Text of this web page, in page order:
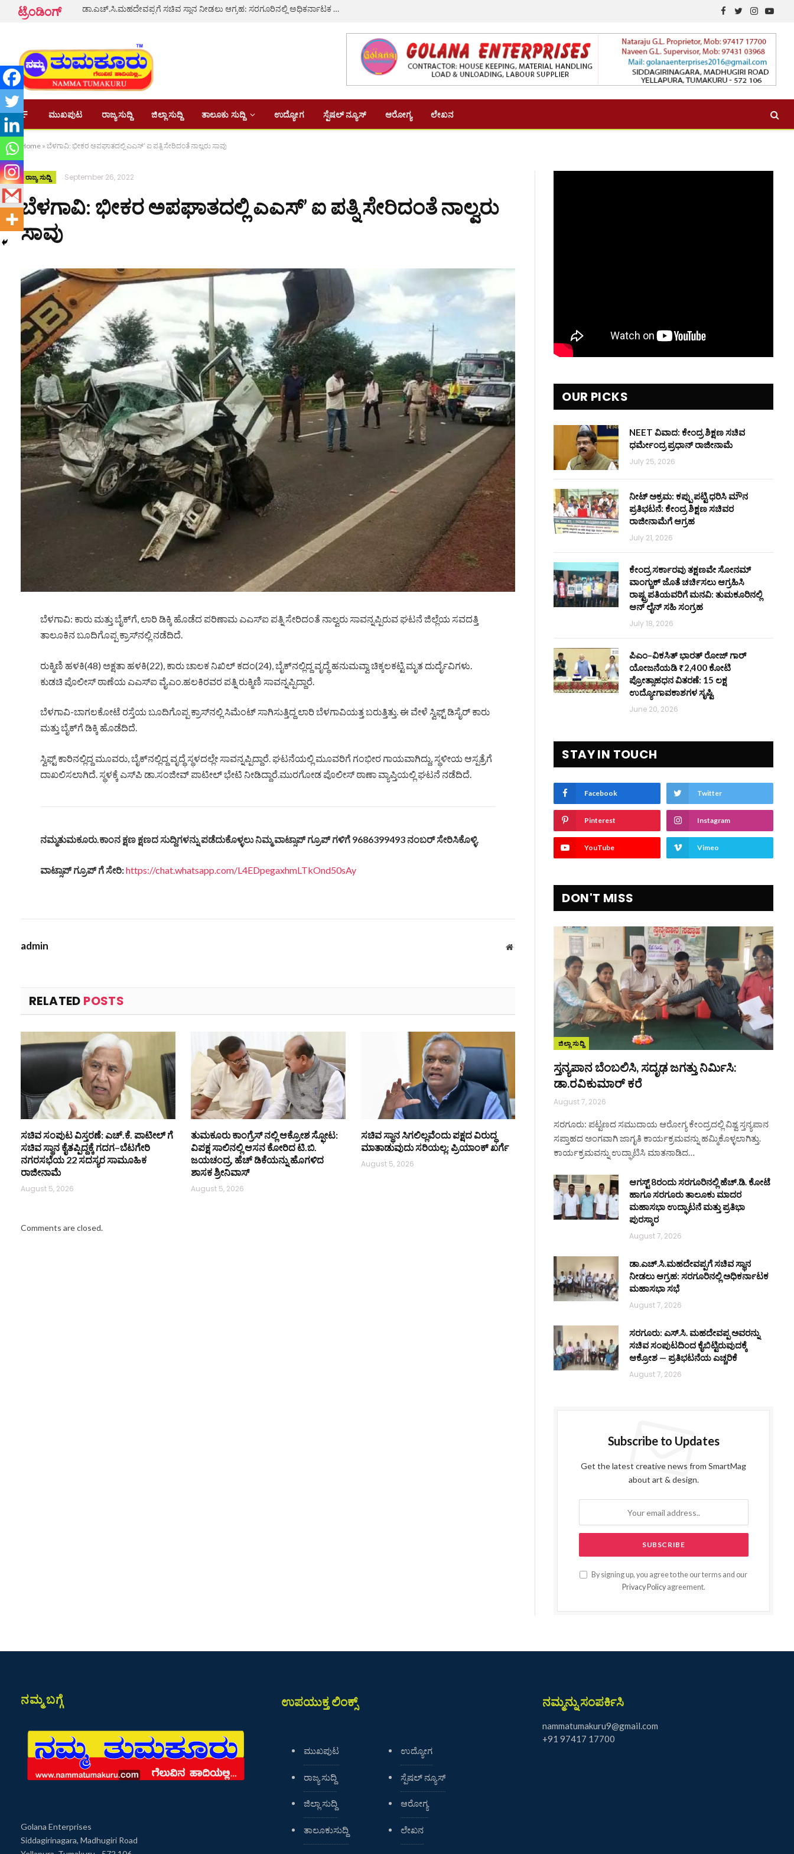
ಟ್ರೆಂಡಿಂಗ್ ಡಾ.ಎಚ್.ಸಿ.ಮಹದೇವಪ್ಪಗೆ ಸಚಿವ ಸ್ಥಾನ ನೀಡಲು ಆಗ್ರಹ: ಸರಗೂರಿನಲ್ಲಿ ಅಧಿಕರ್ನಾಟಕ ಮಹಾಸಭಾ ಸಭೆ
Facebook
TwitterInstagram
ಮುಖಪುಟ ರಾಜ್ಯ ಸುದ್ದಿ ಜಿಲ್ಲಾ ಸುದ್ದಿ ತಾಲೂಕು ಸುದ್ದಿ ಉದ್ಯೋಗ ಸ್ಪೆಷಲ್ ನ್ಯೂಸ್ ಆರೋಗ್ಯ ಲೇಖನ
Home » ಬೆಳಗಾವಿ: ಭೀಕರ ಅಪಘಾತದಲ್ಲಿ ಎಎಸ್’ ಐ ಪತ್ನಿ ಸೇರಿದಂತೆ ನಾಲ್ವರು ಸಾವು
ರಾಜ್ಯ ಸುದ್ದಿ September 26, 2022
ಬೆಳಗಾವಿ: ಭೀಕರ ಅಪಘಾತದಲ್ಲಿ ಎಎಸ್’ ಐ ಪತ್ನಿ ಸೇರಿದಂತೆ ನಾಲ್ವರು
ಸಾವು
ಬೆಳಗಾವಿ: ಕಾರು ಮತ್ತು ಬೈಕ್​ಗೆ, ಲಾರಿ ಡಿಕ್ಕಿ ಹೊಡೆದ ಪರಿಣಾಮ ಎಎಸ್​ಐ ಪತ್ನಿ ಸೇರಿದಂತೆ ನಾಲ್ವರು ಸಾವನ್ನಪ್ಪಿರುವ ಘಟನೆ ಜಿಲ್ಲೆಯ ಸವದತ್ತಿ
ತಾಲೂಕಿನ ಬೂದಿಗೊಪ್ಪ ಕ್ರಾಸ್​ನಲ್ಲಿ ನಡೆದಿದೆ.
ರುಕ್ಮಿಣಿ ಹಳಕಿ(48) ಅಕ್ಷತಾ ಹಳಕಿ(22), ಕಾರು ಚಾಲಕ ನಿಖಿಲ್ ಕದಂ(24), ಬೈಕ್​ನಲ್ಲಿದ್ದ ವೃದ್ಧೆ ಹನುಮವ್ವಾ ಚಿಕ್ಕಲಕಟ್ಟಿ ಮೃತ ದುರ್ದೈವಿಗಳು.
ಕುಡಚಿ ಪೊಲೀಸ್​ ಠಾಣೆಯ ಎಎಸ್​ಐ ವೈ.ಎಂ.ಹಲಕಿರವರ ಪತ್ನಿ ರುಕ್ಮಿಣಿ ಸಾವನ್ನಪ್ಪಿದ್ದಾರೆ.
ಬೆಳಗಾವಿ-ಬಾಗಲಕೋಟೆ ರಸ್ತೆಯ ಬೂದಿಗೊಪ್ಪ ಕ್ರಾಸ್​ನಲ್ಲಿ ಸಿಮೆಂಟ್ ಸಾಗಿಸುತ್ತಿದ್ದ ಲಾರಿ ಬೆಳಗಾವಿಯತ್ತ ಬರುತ್ತಿತ್ತು. ಈ ವೇಳೆ ಸ್ವಿಫ್ಟ್ ಡಿಸೈರ್ ಕಾರು
ಮತ್ತು ಬೈಕ್​ಗೆ ಡಿಕ್ಕಿ ಹೊಡೆದಿದೆ.
ಸ್ವಿಫ್ಟ್​ ಕಾರಿನಲ್ಲಿದ್ದ ಮೂವರು, ಬೈಕ್​ನಲ್ಲಿದ್ದ ವೃದ್ಧೆ ಸ್ಥಳದಲ್ಲೇ ಸಾವನ್ನಪ್ಪಿದ್ದಾರೆ. ಘಟನೆಯಲ್ಲಿ ಮೂವರಿಗೆ ಗಂಭೀರ ಗಾಯವಾಗಿದ್ದು, ಸ್ಥಳೀಯ ಆಸ್ಪತ್ರೆಗೆ
ದಾಖಲಿಸಲಾಗಿದೆ. ಸ್ಥಳಕ್ಕೆ ಎಸ್‌ಪಿ ಡಾ.ಸಂಜೀವ್ ಪಾಟೀಲ್ ಭೇಟಿ ನೀಡಿದ್ದಾರೆ.ಮುರಗೋಡ ಪೊಲೀಸ್ ಠಾಣಾ ವ್ಯಾಪ್ತಿಯಲ್ಲಿ ಘಟನೆ ನಡೆದಿದೆ.
ನಮ್ಮತುಮಕೂರು.ಕಾಂನ ಕ್ಷಣ ಕ್ಷಣದಸುದ್ದಿಗಳನ್ನು ಪಡೆದುಕೊಳ್ಳಲುನಿಮ್ಮ ವಾಟ್ಸಾಪ್ ಗ್ರೂಪ್ ಗಳಿಗೆ9686399493 ನಂಬರ್ಸೇರಿಸಿಕೊಳ್ಳಿ.
ವಾಟ್ಸಾಪ್ ಗ್ರೂಪ್ ಗೆ ಸೇರಿ:https://chat.whatsapp.com/L4EDpegaxhmLTkOnd50sAy
admin Website
RELATED POSTS
ಸಚಿವ ಸಂಪುಟ ವಿಸ್ತರಣೆ: ಎಚ್.ಕೆ. ಪಾಟೀಲ್ ಗೆ
ಸಚಿವ ಸ್ಥಾನ ಕೈತಪ್ಪಿದ್ದಕ್ಕೆ ಗದಗ–ಬೆಟಗೇರಿ
ನಗರಸಭೆಯ 22 ಸದಸ್ಯರ ಸಾಮೂಹಿಕ
ರಾಜೀನಾಮೆ
August 5, 2026
ತುಮಕೂರು ಕಾಂಗ್ರೆಸ್ ನಲ್ಲಿ ಆಕ್ರೋಶ ಸ್ಫೋಟ:
ವಿಪಕ್ಷ ಸಾಲಿನಲ್ಲಿ ಆಸನ ಕೋರಿದ ಟಿ.ಬಿ.
ಜಯಚಂದ್ರ, ಹೆಚ್ ಡಿಕೆಯನ್ನು ಹೊಗಳಿದ
ಶಾಸಕ ಶ್ರೀನಿವಾಸ್
August 5, 2026
ಸಚಿವ ಸ್ಥಾನ ಸಿಗಲಿಲ್ಲವೆಂದು ಪಕ್ಷದ ವಿರುದ್ಧ
ಮಾತಾಡುವುದು ಸರಿಯಲ್ಲ: ಪ್ರಿಯಾಂಕ್ ಖರ್ಗೆ
August 5, 2026
Comments are closed.
OUR PICKS
NEET ವಿವಾದ: ಕೇಂದ್ರ ಶಿಕ್ಷಣ ಸಚಿವ
ಧರ್ಮೇಂದ್ರ ಪ್ರಧಾನ್ ರಾಜೀನಾಮೆ
July 25, 2026
ನೀಟ್ ಅಕ್ರಮ: ಕಪ್ಪು ಪಟ್ಟಿ ಧರಿಸಿ ಮೌನ
ಪ್ರತಿಭಟನೆ: ಕೇಂದ್ರ ಶಿಕ್ಷಣ ಸಚಿವರ
ರಾಜೀನಾಮೆಗೆ ಆಗ್ರಹ
July 21, 2026
ಕೇಂದ್ರ ಸರ್ಕಾರವು ತಕ್ಷಣವೇ ಸೋನಮ್
ವಾಂಗ್ಚುಕ್ ಜೊತೆ ಚರ್ಚಿಸಲು ಆಗ್ರಹಿಸಿ
ರಾಷ್ಟ್ರಪತಿಯವರಿಗೆ ಮನವಿ: ತುಮಕೂರಿನಲ್ಲಿ
ಆನ್‌ ಲೈನ್ ಸಹಿ ಸಂಗ್ರಹ
July 18, 2026
ಪಿಎಂ–ವಿಕಸಿತ್ ಭಾರತ್ ರೋಜ್‌ ಗಾರ್
ಯೋಜನೆಯಡಿ ₹2,400 ಕೋಟಿ
ಪ್ರೋತ್ಸಾಹಧನ ವಿತರಣೆ: 15 ಲಕ್ಷ
ಉದ್ಯೋಗಾವಕಾಶಗಳ ಸೃಷ್ಟಿ
June 20, 2026
STAY IN TOUCH
Facebook Twitter
Pinterest Instagram
YouTube Vimeo
DON'T MISS
ಜಿಲ್ಲಾ ಸುದ್ದಿ
ಸ್ತನ್ಯಪಾನ ಬೆಂಬಲಿಸಿ, ಸದೃಢ ಜಗತ್ತು ನಿರ್ಮಿಸಿ:
ಡಾ.ರವಿಕುಮಾರ್ ಕರೆ
August 7, 2026
ಸರಗೂರು: ಪಟ್ಟಣದ ಸಮುದಾಯ ಆರೋಗ್ಯ ಕೇಂದ್ರದಲ್ಲಿ ವಿಶ್ವ ಸ್ತನ್ಯಪಾನ
ಸಪ್ತಾಹದ ಅಂಗವಾಗಿ ಜಾಗೃತಿ ಕಾರ್ಯಕ್ರಮವನ್ನು ಹಮ್ಮಿಕೊಳ್ಳಲಾಗಿತ್ತು.
ಕಾರ್ಯಕ್ರಮವನ್ನು ಉದ್ಘಾಟಿಸಿ ಮಾತನಾಡಿದ…
ಆಗಸ್ಟ್ 8ರಂದು ಸರಗೂರಿನಲ್ಲಿ ಹೆಚ್.ಡಿ. ಕೋಟೆ
ಹಾಗೂ ಸರಗೂರು ತಾಲೂಕು ಮಾದರ
ಮಹಾಸಭಾ ಉದ್ಘಾಟನೆ ಮತ್ತು ಪ್ರತಿಭಾ
ಪುರಸ್ಕಾರ
August 7, 2026
ಡಾ.ಎಚ್.ಸಿ.ಮಹದೇವಪ್ಪಗೆ ಸಚಿವ ಸ್ಥಾನ
ನೀಡಲು ಆಗ್ರಹ: ಸರಗೂರಿನಲ್ಲಿ ಅಧಿಕರ್ನಾಟಕ
ಮಹಾಸಭಾ ಸಭೆ
August 7, 2026
ಸರಗೂರು: ಎಸ್.ಸಿ. ಮಹದೇವಪ್ಪ ಅವರನ್ನು
ಸಚಿವ ಸಂಪುಟದಿಂದ ಕೈಬಿಟ್ಟಿರುವುದಕ್ಕೆ
ಆಕ್ರೋಶ — ಪ್ರತಿಭಟನೆಯ ಎಚ್ಚರಿಕೆ
August 7, 2026
Subscribe to Updates
Get the latest creative news from SmartMag
about art & design.
By signing up, you agree to the our terms and our
Privacy Policyagreement.
ನಮ್ಮ ಬಗ್ಗೆ
Golana Enterprises
Siddagirinagara, Madhugiri Road
ಉಪಯುಕ್ತ ಲಿಂಕ್ಸ್
ಮುಖಪುಟ
ರಾಜ್ಯ ಸುದ್ದಿ
ಜಿಲ್ಲಾ ಸುದ್ದಿ
ತಾಲೂಕುಸುದ್ದಿ
ಉದ್ಯೋಗ
ಸ್ಪೆಷಲ್ ನ್ಯೂಸ್
ಆರೋಗ್ಯ
ಲೇಖನ
ನಮ್ಮನ್ನು ಸಂಪರ್ಕಿಸಿ
nammatumakuru9@gmail.com
+91 97417 17700